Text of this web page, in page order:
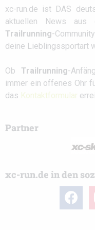
xc-run.de ist DAS
aktuellen News aus
Trailrunning-
deine Lieblingssportart
Ob Trailrunning-
immer ein offenes Ohr
das Kontaktformular
Partner
xc-run.de in den
facebook